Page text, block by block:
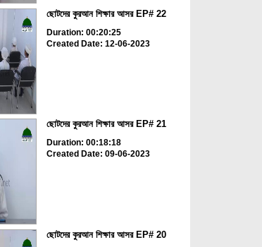
ছোটদের কুরআন শিক্ষার আসর EP# 22
Duration: 00:20:25
Created Date: 12-06-2023
ছোটদের কুরআন শিক্ষার আসর EP# 21
Duration: 00:18:18
Created Date: 09-06-2023
ছোটদের কুরআন শিক্ষার আসর EP# 20